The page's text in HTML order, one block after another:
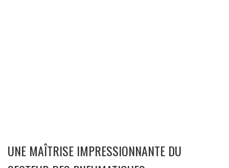
UNE MAÎTRISE IMPRESSIONNANTE DU